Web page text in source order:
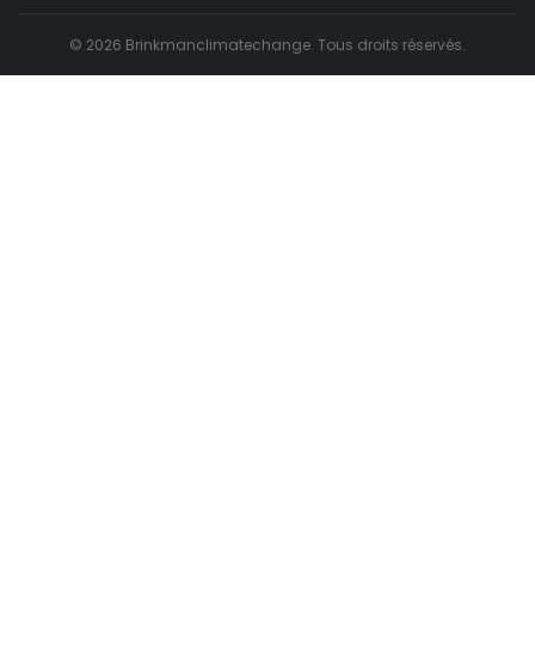
© 2026 Brinkmanclimatechange. Tous droits réservés.